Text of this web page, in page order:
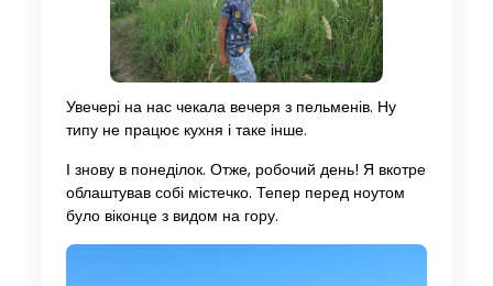
Увечері на нас чекала вечеря з пельменів. Ну
типу не працює кухня і таке інше.
І знову в понеділок. Отже, робочий день! Я вкотре
облаштував собі містечко. Тепер перед ноутом
було віконце з видом на гору.